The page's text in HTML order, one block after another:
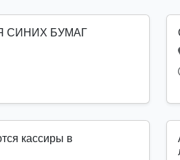
СИНИХ БУМАГ
кассиры в